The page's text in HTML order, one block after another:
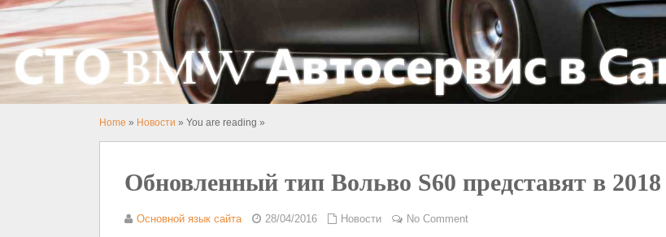
Home » Новости » You are reading »
Обновленный тип Вольво S60 представят в 2018
Основной язык сайта 28/04/2016 Новости No Comment